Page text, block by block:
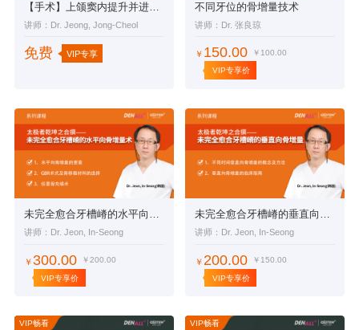
【手术】上颌窦内提升并进行骨增量技术
讲师：Dr. Jeong, Jong-Cheol
免费 VIP专享
不同牙位的骨增量技术
讲师：Dr. 张良琼
￥ 150.00 ￥100.00
VIP专享价
讲师：Dr. Jeon, In-Seong
￥300.00 ￥200.00
VIP专享价
讲师：Dr. Jeon, In-Seong
￥ 200.00 ￥150.00
VIP专享价
VIP畅看 VIP畅看